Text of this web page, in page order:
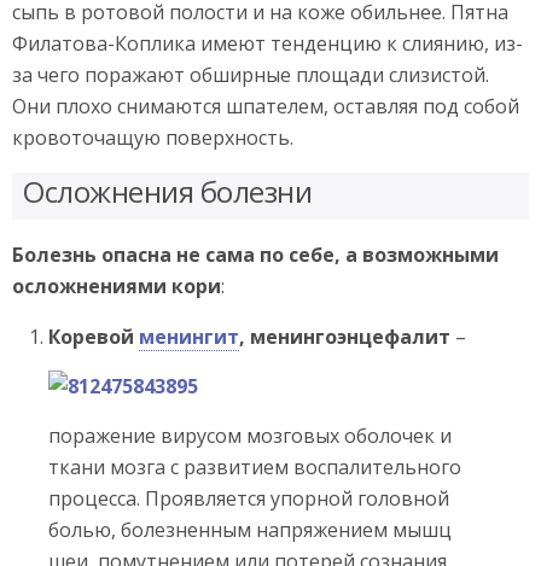
сыпь в ротовой полости и на коже обильнее. Пятна
Филатова-Коплика имеют тенденцию к слиянию, из-
за чего поражают обширные площади слизистой.
Они плохо снимаются шпателем, оставляя под собой
кровоточащую поверхность.
Осложнения болезни
Болезнь опасна не сама по себе, а возможными
осложнениями кори:
Коревой менингит, менингоэнцефалит –
поражение вирусом мозговых оболочек и
ткани мозга с развитием воспалительного
процесса. Проявляется упорной головной
болью, болезненным напряжением мышц